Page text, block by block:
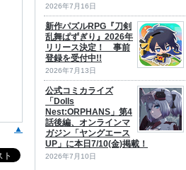
▲
2026年7月16日
新作パズルRPG『刀剣
乱舞ぱずぎり』2026年
リリース決定！ 事前
登録を受付中!!
2026年7月13日
公式コミカライズ
「Dolls
Nest:ORPHANS」第4
話後編、オンラインマ
ガジン「ヤングエース
UP」に本日7/10(金)掲載！
2026年7月10日